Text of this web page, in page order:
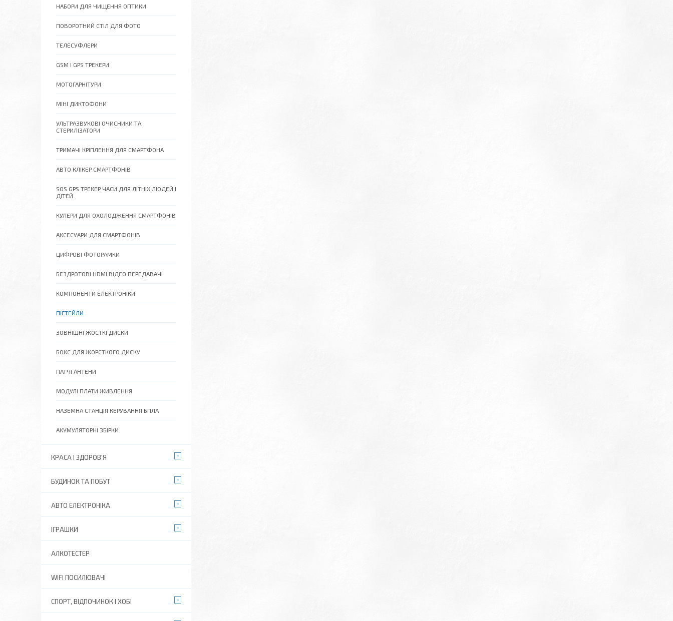
НАБОРИ ДЛЯ ЧИЩЕННЯ ОПТИКИ
ПОВОРОТНИЙ СТІЛ ДЛЯ ФОТО
ТЕЛЕСУФЛЕРИ
GSM І GPS ТРЕКЕРИ
МОТОГАРНІТУРИ
МІНІ ДИКТОФОНИ
УЛЬТРАЗВУКОВІ ОЧИСНИКИ ТА
СТЕРИЛІЗАТОРИ
ТРИМАЧІ КРІПЛЕННЯ ДЛЯ СМАРТФОНА
АВТО КЛІКЕР СМАРТФОНІВ
SOS GPS ТРЕКЕР ЧАСИ ДЛЯ ЛІТНІХ ЛЮДЕЙ І
ДІТЕЙ
КУЛЕРИ ДЛЯ ОХОЛОДЖЕННЯ СМАРТФОНІВ
АКСЕСУАРИ ДЛЯ СМАРТФОНІВ
ЦИФРОВІ ФОТОРАМКИ
БЕЗДРОТОВІ HDMI ВІДЕО ПЕРЕДАВАЧІ
КОМПОНЕНТИ ЕЛЕКТРОНІКИ
ПІГТЕЙЛИ
ЗОВНІШНІ ЖОСТКІ ДИСКИ
БОКС ДЛЯ ЖОРСТКОГО ДИСКУ
ПАТЧІ АНТЕНИ
МОДУЛІ ПЛАТИ ЖИВЛЕННЯ
НАЗЕМНА СТАНЦІЯ КЕРУВАННЯ БПЛА
АКУМУЛЯТОРНІ ЗБІРКИ
КРАСА І ЗДОРОВ'Я
БУДИНОК ТА ПОБУТ
АВТО ЕЛЕКТРОНІКА
ІГРАШКИ
АЛКОТЕСТЕР
WIFI ПОСИЛЮВАЧІ
СПОРТ, ВІДПОЧИНОК І ХОБІ